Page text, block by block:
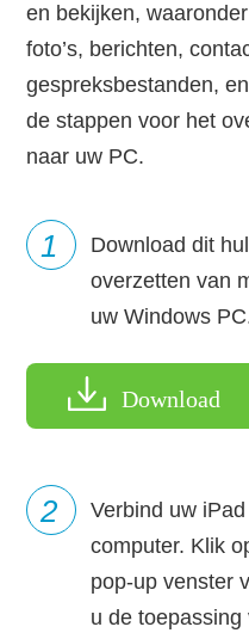
en bekijken,
foto’s, berichten,
gespreksbestanden,
de stappen voor het
naar uw PC.
1
Download dit
overzetten van
uw Windows
Download
2
Verbind uw
computer. Klik
pop-up venster
u de toepassing